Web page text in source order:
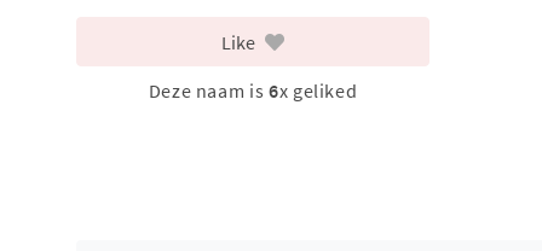
Like
Deze naam is 6x geliked